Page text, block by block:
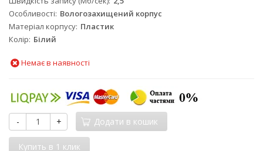
Особливості Вологозахищений корпус
Матеріал корпусу Пластик
Колір Білий
Немає в наявності
- + Додати в кошик